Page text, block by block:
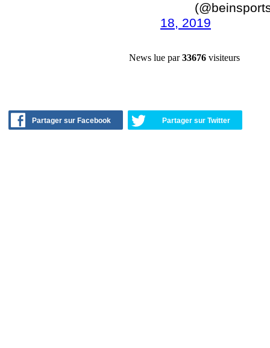
18, 2019
News lue par33676 visiteurs
Partager sur Facebook Partager sur Twitter